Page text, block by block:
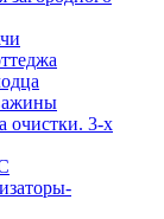
очистки. 3-х